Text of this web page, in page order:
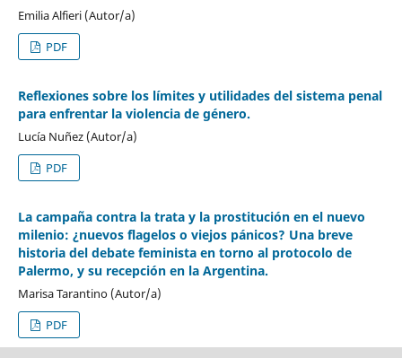
Emilia Alfieri (Autor/a)
PDF
Reflexiones sobre los límites y utilidades del sistema penal
para enfrentar la violencia de género.
Lucía Nuñez (Autor/a)
PDF
La campaña contra la trata y la prostitución en el nuevo
milenio: ¿nuevos flagelos o viejos pánicos? Una breve
historia del debate feminista en torno al protocolo de
Palermo, y su recepción en la Argentina.
Marisa Tarantino (Autor/a)
PDF